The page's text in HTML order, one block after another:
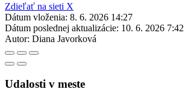
Zdieľať na sieti X
Dátum vloženia: 8. 6. 2026 14:27
Dátum poslednej aktualizácie: 10. 6. 2026 7:42
Autor: Diana Javorková
Udalosti v meste